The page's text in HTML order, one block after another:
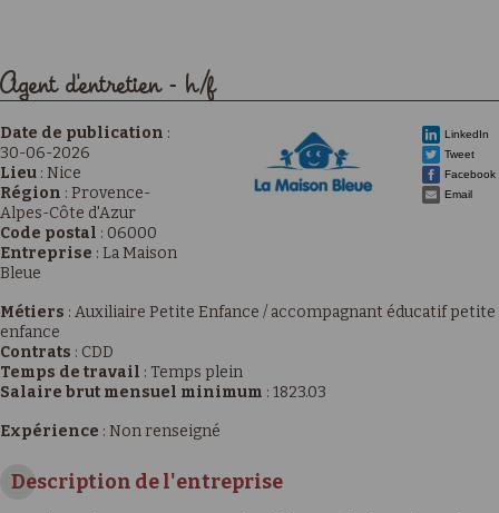
Agent d'entretien - h/f
Agent d'entretien - h/f
LinkedIn
Tweet
Facebook
Email
Date de publication :
30-06-2026
Lieu : Nice
Région : Provence-
Alpes-Côte d'Azur
Code postal : 06000
Entreprise : La Maison
Bleue
Métiers : Auxiliaire Petite Enfance / accompagnant éducatif petite
enfance
Contrats : CDD
Temps de travail : Temps plein
Salaire brut mensuel minimum : 1823.03
Expérience : Non renseigné
Description de l'entreprise